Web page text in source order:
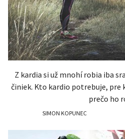
Z kardia si už mnohí robia iba
činiek. Kto kardio potrebuje, pre
prečo ho
SIMON KOPUNEC